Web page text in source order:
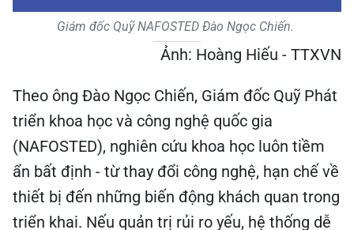
Giám đốc Quỹ NAFOSTED Đào Ngọc Chiến.
Ảnh: Hoàng Hiếu - TTXVN
Theo ông Đào Ngọc Chiến, Giám đốc Quỹ Phát
triển khoa học và công nghệ quốc gia
(NAFOSTED), nghiên cứu khoa học luôn tiềm
ẩn bất định - từ thay đổi công nghệ, hạn chế về
thiết bị đến những biến động khách quan trong
triển khai. Nếu quản trị rủi ro yếu, hệ thống dễ